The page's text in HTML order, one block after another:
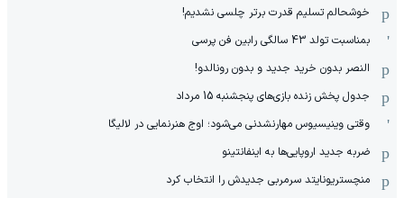
خوشحالم تسلیم قدرت برتر چلسی نشدیم!
بمناسبت تولد 43 سالگی رابین فن پرسی
النصر بدون خرید جدید و بدون رونالدو!
جدول پخش زنده بازی‌های پنجشنبه 15 مرداد
وقتی وینیسیوس مهارنشدنی می‌شود؛ اوج هنرنمایی در لالیگا
ضربه جدید اروپایی‌ها به اینفانتینو
منچستریونایتد سرمربی جدیدش را انتخاب کرد